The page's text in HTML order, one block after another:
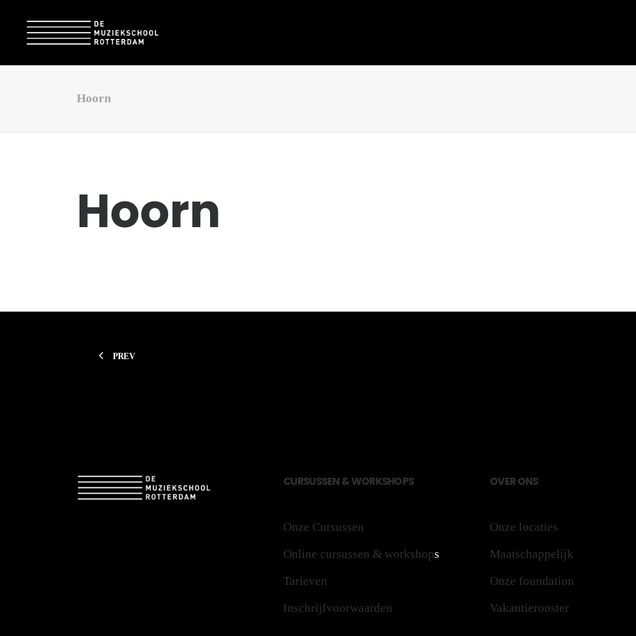
Hoorn
Hoorn
PREV
CURSUSSEN &WORKSHOPS
Onze Cursussen
Online cursussen & workshops
Tarieven
Inschrijfvoorwaarden
OVER ONS
Onze locaties
Maatschappelijk
Onze foundation
Vakantierooster